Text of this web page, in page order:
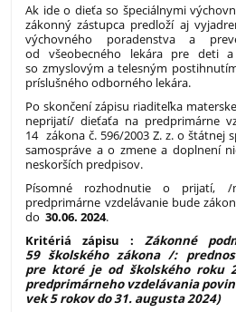
Ak ide o dieťa so špeciálnymi
zákonný zástupca predloží aj
výchovného poradenstva a
od všeobecného lekára pre deti
so zmyslovým a telesným
príslušného odborného lekára.
Po skončení zápisu riaditeľka
neprijatí/ dieťaťa na predprimárne
14 zákona č. 596/2003 Z. z. o štátnej
samospráve a o zmene a doplnení
neskorších predpisov.
Písomné rozhodnutie o
predprimárne vzdelávanie bude
do 30.06. 2024.
Kritériá zápisu :Zákonné
59 školského zákona /:
pre ktoré je od školského roku
predprimárneho vzdelávania
vek 5 rokov do 31. augusta 2024)